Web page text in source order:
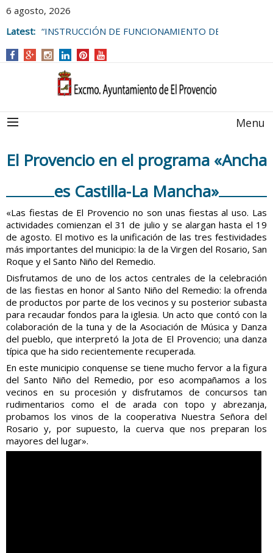
6 agosto, 2026
Latest: “INSTRUCCIÓN DE FUNCIONAMIENTO DE
AYUNTAMIENTO DE EL PROVENCIO
Menu
El Provencio en el programa «Ancha
es Castilla-La Mancha»
«Las fiestas de El Provencio no son unas fiestas al uso. Las
actividades comienzan el 31 de julio y se alargan hasta el 19
de agosto. El motivo es la unificación de las tres festividades
más importantes del municipio: la de la Virgen del Rosario, San
Roque y el Santo Niño del Remedio.
Disfrutamos de uno de los actos centrales de la celebración
de las fiestas en honor al Santo Niño del Remedio: la ofrenda
de productos por parte de los vecinos y su posterior subasta
para recaudar fondos para la iglesia. Un acto que contó con la
colaboración de la tuna y de la Asociación de Música y Danza
del pueblo, que interpretó la Jota de El Provencio; una danza
típica que ha sido recientemente recuperada.
En este municipio conquense se tiene mucho fervor a la figura
del Santo Niño del Remedio, por eso acompañamos a los
vecinos en su procesión y disfrutamos de concursos tan
rudimentarios como el de arada con topo y abrezanja,
probamos los vinos de la cooperativa Nuestra Señora del
Rosario y, por supuesto, la cuerva que nos preparan los
mayores del lugar».